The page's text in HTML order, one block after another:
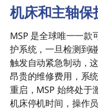
机床和主轴保
MSP 是全球唯一一款
护系统，一旦检测到
触发自动紧急制动，
昂贵的维修费用，系
重启，MSP 始终处于
机床停机时间，操作